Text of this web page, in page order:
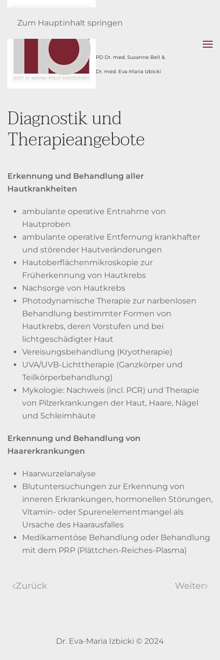
Zum Hauptinhalt springen
Fachärztinnen
PD Dr. med. Susanne Bell &
Dr. med. Eva-Maria Izbicki
Diagnostik und
Therapieangebote
Erkennung und Behandlung aller
Hautkrankheiten
ambulante operative Entnahme von
Hautproben
ambulante operative Entfernung krankhafter
und störender Hautveränderungen
Hautoberflächenmikroskopie zur
Früherkennung von Hautkrebs
Nachsorge von Hautkrebs
Photodynamische Therapie zur narbenlosen
Behandlung bestimmter Formen von
Hautkrebs, deren Vorstufen und bei
lichtgeschädigter Haut
Vereisungsbehandlung (Kryotherapie)
UVA/UVB-Lichttherapie (Ganzkörper und
Teilkörperbehandlung)
Mykologie: Nachweis (incl. PCR) und Therapie
von Pilzerkrankungen der Haut, Haare, Nägel
und Schleimhäute
Erkennung und Behandlung von
Haarerkrankungen
Haarwurzelanalyse
Blutuntersuchungen zur Erkennung von
inneren Erkrankungen, hormonellen Störungen,
Vitamin- oder Spurenelementmangel als
Ursache des Haarausfalles
Medikamentöse Behandlung oder Behandlung
mit dem PRP (Plättchen-Reiches-Plasma)
Zurück Weiter
Dr. Eva-Maria Izbicki © 2024